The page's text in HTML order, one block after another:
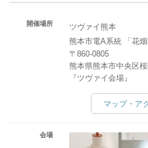
開催場所
ツヴァイ熊本
熊本市電A系統 「花
〒860-0805
熊本県熊本市中央区
『ツヴァイ会場』
マップ・ア
会場